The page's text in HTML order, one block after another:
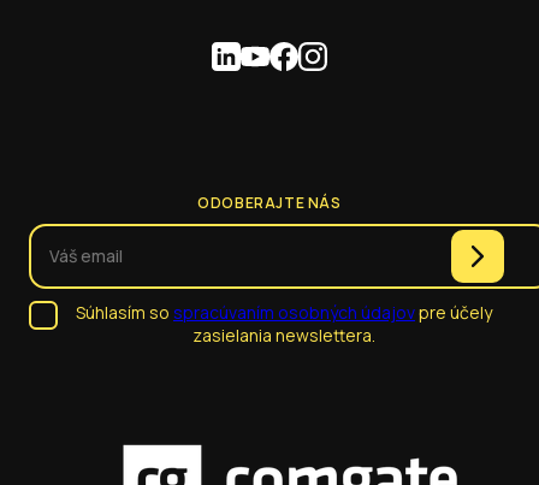
ODOBERAJTE NÁS
Súhlasím so spracúvaním osobných údajovpre účely
zasielania newslettera.